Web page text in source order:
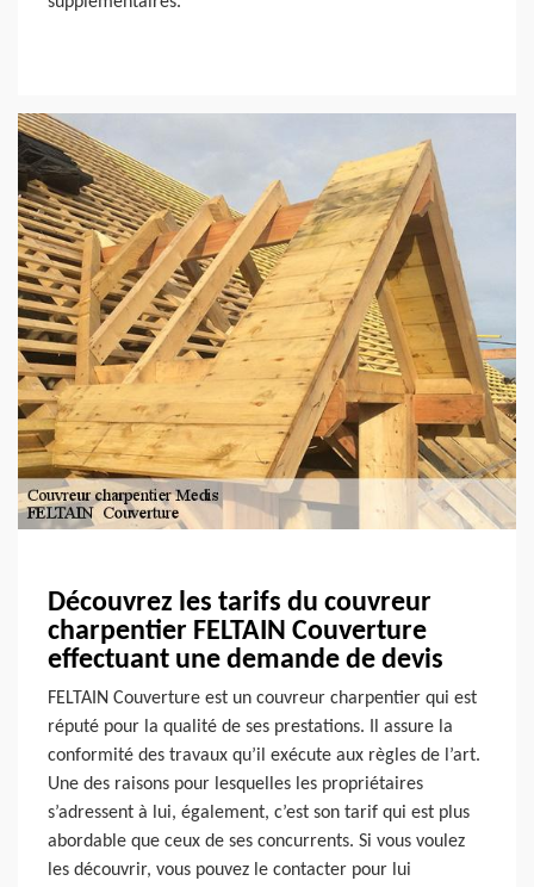
Découvrez les tarifs du couvreur
charpentier FELTAIN Couverture
effectuant une demande de devis
FELTAIN Couverture est un couvreur charpentier qui est
réputé pour la qualité de ses prestations. Il assure la
conformité des travaux qu’il exécute aux règles de l’art.
Une des raisons pour lesquelles les propriétaires
s’adressent à lui, également, c’est son tarif qui est plus
abordable que ceux de ses concurrents. Si vous voulez
les découvrir, vous pouvez le contacter pour lui